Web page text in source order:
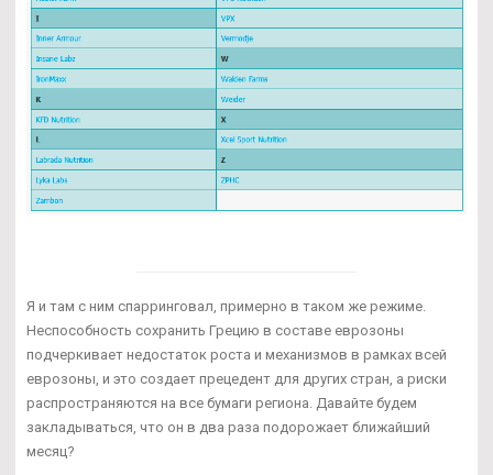
Я и там с ним спарринговал, примерно в таком же режиме.
Неспособность сохранить Грецию в составе еврозоны
подчеркивает недостаток роста и механизмов в рамках всей
еврозоны, и это создает прецедент для других стран, а риски
распространяются на все бумаги региона. Давайте будем
закладываться, что он в два раза подорожает ближайший
месяц?